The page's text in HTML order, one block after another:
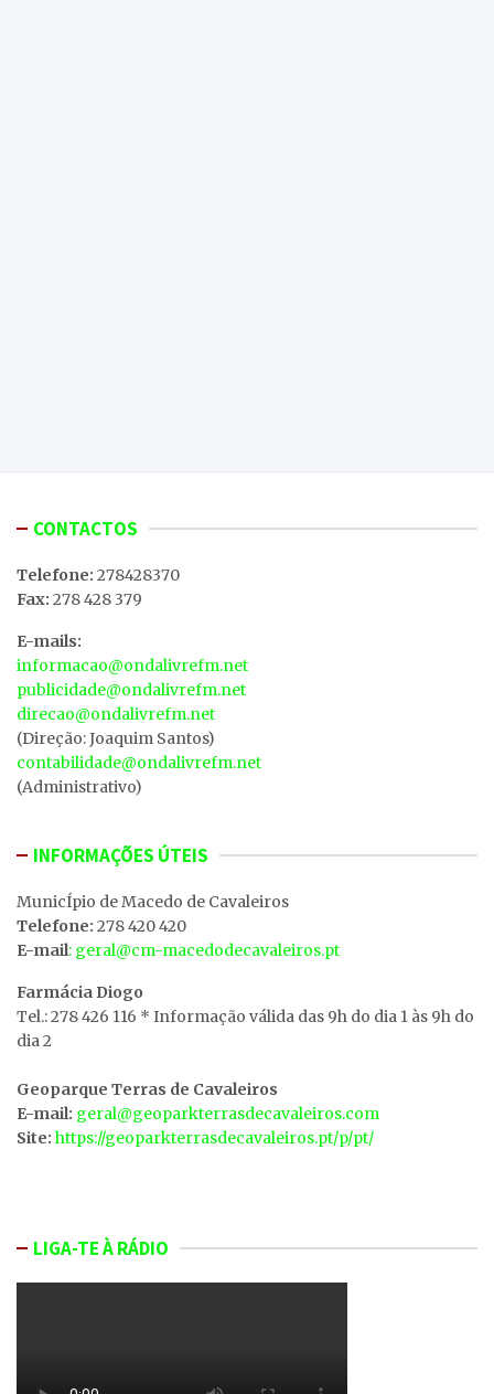
CONTACTOS
Telefone: 278428370
Fax: 278 428 379
E-mails:
informacao@ondalivrefm.net
publicidade@ondalivrefm.net
direcao@ondalivrefm.net
(Direção: Joaquim Santos)
contabilidade@ondalivrefm.net
(Administrativo)
INFORMAÇÕES ÚTEIS
MunicÍpio de Macedo de Cavaleiros
Telefone: 278 420 420
E-mail: geral@cm-macedodecavaleiros.pt
Farmácia Diogo
Tel.: 278 426 116 * Informação válida das 9h do dia 1 às 9h do
dia 2
Geoparque Terras de Cavaleiros
E-mail: geral@geoparkterrasdecavaleiros.com
Site: https://geoparkterrasdecavaleiros.pt/p/pt/
LIGA-TE À RÁDIO